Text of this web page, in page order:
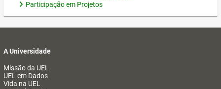
Participação em Projetos
A Universidade
Missão da UEL
UEL em Dados
Vida na UEL